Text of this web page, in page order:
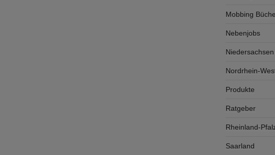
Mobbing
Nebenjobs
Niedersachsen
Nordrhein-
Produkte
Ratgeber
Rheinland-
Saarland